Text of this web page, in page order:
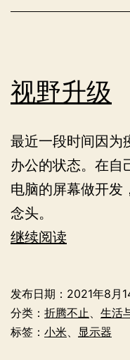
坑
一
周
视野升级
最近一段时间因为
办公的状态。在自
电脑的屏幕做开发
念头。
继续阅读
级
发布日期： 2021年8月
分类： 折腾不止
生活
标签： 小米 显示器